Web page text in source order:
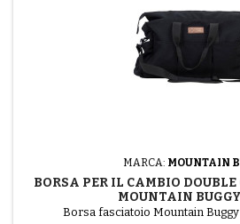
MARCA: MOUNTAIN
BORSA PER IL CAMBIO
MOUNTAIN
Borsa fasciatoio Mountain